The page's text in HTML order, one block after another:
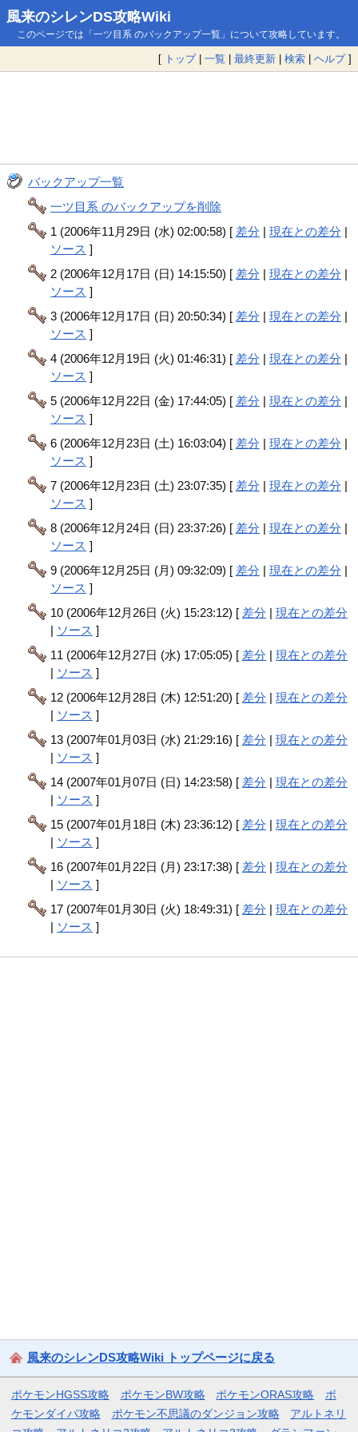
風来のシレンDS攻略Wiki
このページでは「一ツ目系 のバックアップ一覧」について攻略しています。
[ トップ| 一覧 | 最終更新 | 検索 | ヘルプ]
バックアップ一覧
一ツ目系 のバックアップを削除
1 (2006年11月29日 (水) 02:00:58) [ 差分 |現在との差分 |
ソース ]
2 (2006年12月17日 (日) 14:15:50) [ 差分 |現在との差分 |
ソース ]
3 (2006年12月17日 (日) 20:50:34) [ 差分 |現在との差分 |
ソース ]
4 (2006年12月19日 (火) 01:46:31) [ 差分 |現在との差分 |
ソース ]
5 (2006年12月22日 (金) 17:44:05) [ 差分 |現在との差分 |
ソース ]
6 (2006年12月23日 (土) 16:03:04) [ 差分 |現在との差分 |
ソース ]
7 (2006年12月23日 (土) 23:07:35) [ 差分 |現在との差分 |
ソース ]
8 (2006年12月24日 (日) 23:37:26) [ 差分 |現在との差分 |
ソース ]
9 (2006年12月25日 (月) 09:32:09) [ 差分 |現在との差分 |
ソース ]
10 (2006年12月26日 (火) 15:23:12) [ 差分 |現在との差分
| ソース ]
11 (2006年12月27日 (水) 17:05:05) [ 差分 |現在との差分
| ソース ]
12 (2006年12月28日 (木) 12:51:20) [ 差分 |現在との差分
| ソース ]
13 (2007年01月03日 (水) 21:29:16) [ 差分 |現在との差分
| ソース ]
14 (2007年01月07日 (日) 14:23:58) [ 差分 |現在との差分
| ソース ]
15 (2007年01月18日 (木) 23:36:12) [ 差分 |現在との差分
| ソース ]
16 (2007年01月22日 (月) 23:17:38) [ 差分 |現在との差分
| ソース ]
17 (2007年01月30日 (火) 18:49:31) [ 差分 |現在との差分
| ソース ]
風来のシレンDS攻略Wiki トップページに戻る
ポケモンHGSS攻略 ポケモンBW攻略 ポケモンORAS攻略
ポ
ケモンダイパ攻略
ポケモン不思議のダンジョン攻略
アルトネリ